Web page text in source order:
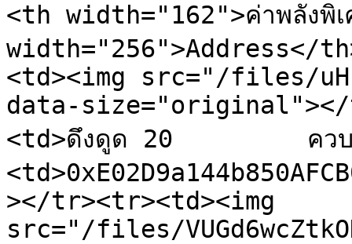
<th width="162">ค่าพลังพิ
width="256">Address</
<td><img src="/files/
data-size="original"></
<td>ดึงดูด 20         ควบ
></tr><tr><td><img
src="/files/